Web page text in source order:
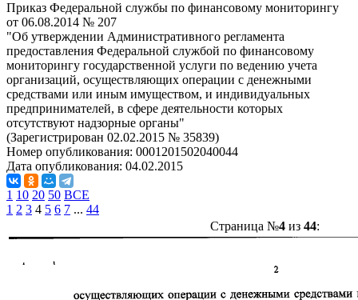
Приказ Федеральной службы по финансовому мониторингу
от 06.08.2014 № 207
"Об утверждении Административного регламента
предоставления Федеральной службой по финансовому
мониторингу государственной услуги по ведению учета
организаций, осуществляющих операции с денежными
средствами или иным имуществом, и индивидуальных
предпринимателей, в сфере деятельности которых
отсутствуют надзорные органы"
(Зарегистрирован 02.02.2015 № 35839)
Номер опубликования: 0001201502040044
Дата опубликования: 04.02.2015
1 10 20 50 ВСЕ
1 2 3 4 5 6 7 ... 44
Страница №4из 44: